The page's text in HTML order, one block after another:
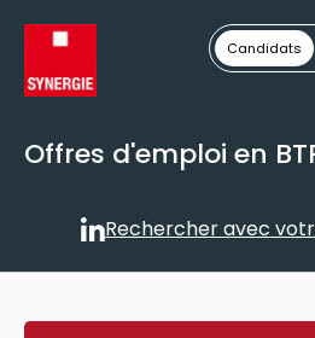
Candidats
Offres d'emploi en
Rechercher avec